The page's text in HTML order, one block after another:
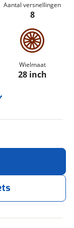
Aantal versnellingen
8
Wielmaat
28 inch
(750Wh)
contact